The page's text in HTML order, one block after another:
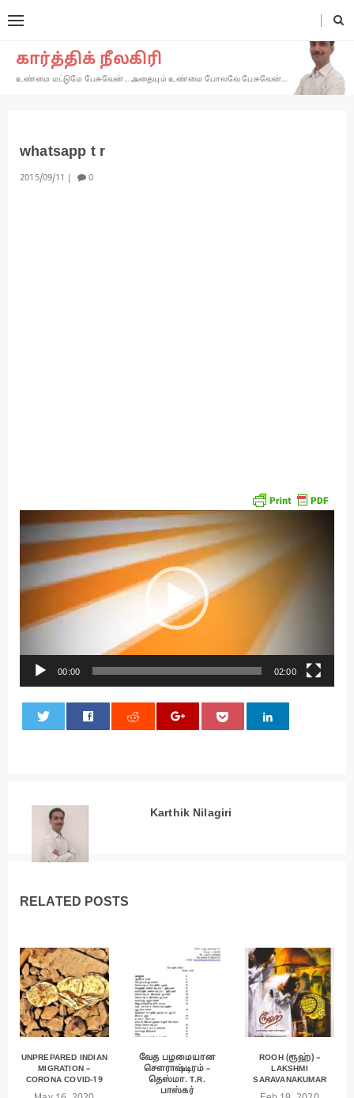
கார்த்திக் நீலகிரி
உண்மை மட்டுமே பேசுவேன்… அதையும் உண்மை போலவே பேசுவேன்…
whatsapp t r
2015 09 11 0
00:00 02:00
Karthik Nilagiri
RELATED POSTS
UNPREPARED INDIAN
MIGRATION –
CORONA COVID-19
வேத பழமையான
சௌராஷ்டிரம் –
தெஸ்மா. T.R.
பாஸ்கர்
ROOH (ரூஹ்) –
LAKSHMI
SARAVANAKUMAR